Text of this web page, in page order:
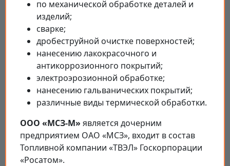
по механической обработке деталей и
изделий;
сварке;
дробеструйной очистке поверхностей;
нанесению лакокрасочного и
антикоррозионного покрытий;
электроэрозионной обработке;
нанесению гальванических покрытий;
различные виды термической обработки.
ООО «МСЗ-М» является дочерним
предприятием ОАО «МСЗ», входит в состав
Топливной компании «ТВЭЛ» Госкорпорации
«Росатом».